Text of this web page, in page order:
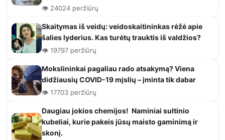
👁️ 24024 peržiūrų
Skaitymas iš veidų: veidoskaitininkas rėžė apie
šalies lyderius. Kas turėtų trauktis iš valdžios?
👁️ 19797 peržiūrų
Mokslininkai pagaliau rado atsakymą? Viena
didžiausių COVID-19 mįslių – įminta tik dabar
👁️ 17703 peržiūrų
Daugiau jokios chemijos! Naminiai sultinio
kubeliai, kurie pakeis jūsų maisto gaminimą ir
skonį.